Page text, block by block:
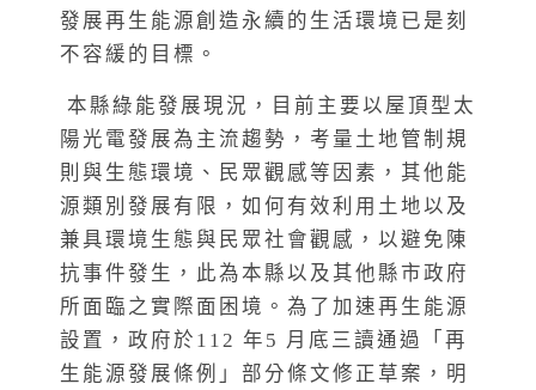
發展再生能源創造永續的生活環境已是刻
不容緩的目標。
本縣綠能發展現況，目前主要以屋頂型太
陽光電發展為主流趨勢，考量土地管制規
則與生態環境、民眾觀感等因素，其他能
源類別發展有限，如何有效利用土地以及
兼具環境生態與民眾社會觀感，以避免陳
抗事件發生，此為本縣以及其他縣市政府
所面臨之實際面困境。為了加速再生能源
設置，政府於112 年5 月底三讀通過「再
生能源發展條例」部分條文修正草案，明